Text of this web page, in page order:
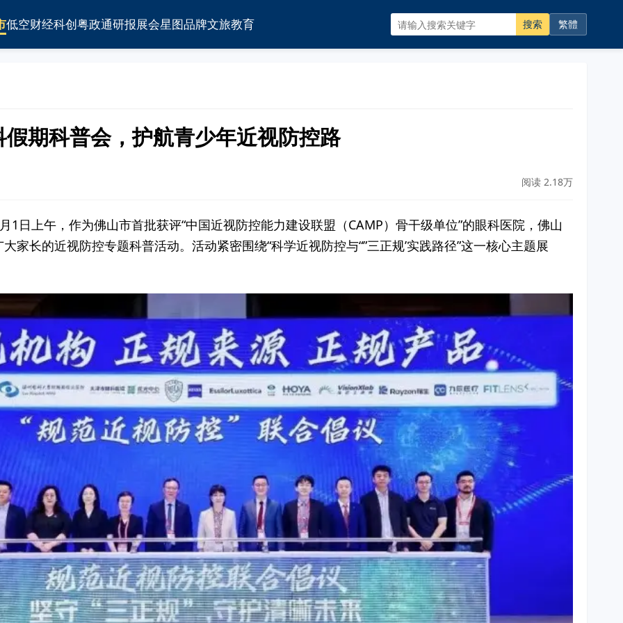
低空财经科创粤政通研报展会星图品牌文旅教育 搜索 繁體
期科普会，护航青少年近视防控路
阅读 2.18万
1日上午，作为佛山市首批获评“中国近视防控能力建设联盟（CAMP）骨干级单位”的眼科医院，佛山
家长的近视防控专题科普活动。活动紧密围绕“科学近视防控与“”三正规’实践路径”这一核心主题展